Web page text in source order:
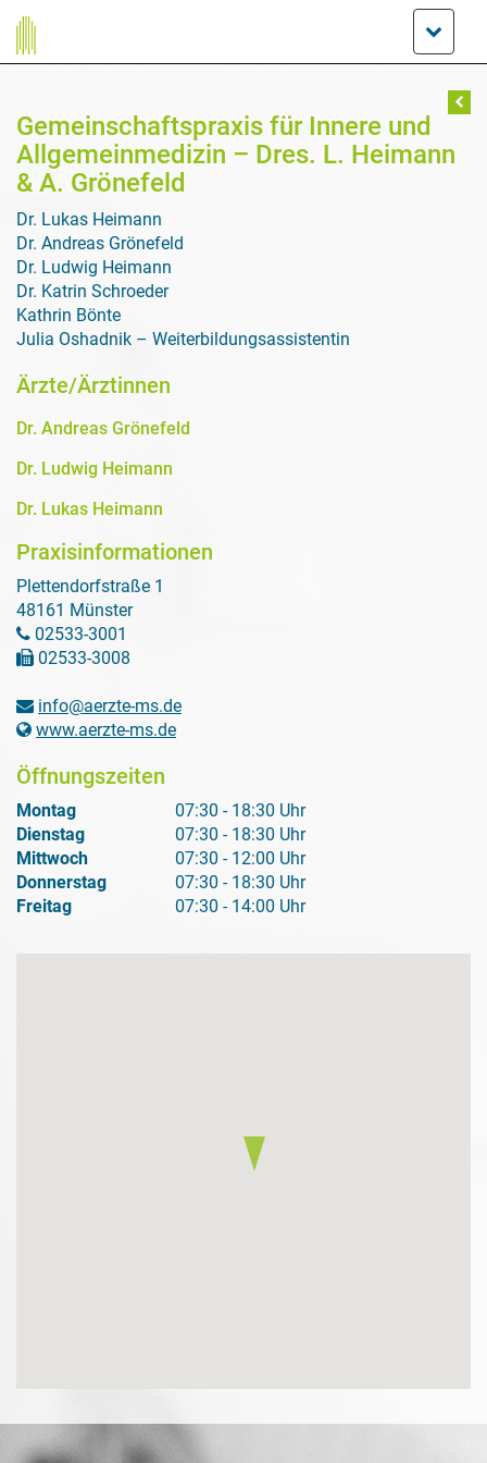
Gemeinschaftspraxis für Innere und
Allgemeinmedizin – Dres. L. Heimann
& A. Grönefeld
Dr. Lukas Heimann
Dr. Andreas Grönefeld
Dr. Ludwig Heimann
Dr. Katrin Schroeder
Kathrin Bönte
Julia Oshadnik – Weiterbildungsassistentin
Ärzte/Ärztinnen
Dr. Andreas Grönefeld
Dr. Ludwig Heimann
Dr. Lukas Heimann
Praxisinformationen
Plettendorfstraße 1
48161 Münster
02533-3001
02533-3008
info@aerzte-ms.de
www.aerzte-ms.de
Öffnungszeiten
Montag
07:30 - 18:30 Uhr
Dienstag
07:30 - 18:30 Uhr
Mittwoch
07:30 - 12:00 Uhr
Donnerstag
07:30 - 18:30 Uhr
Freitag
07:30 - 14:00 Uhr